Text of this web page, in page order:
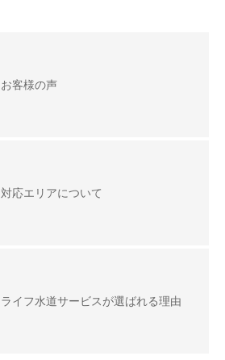
お客様の声
対応エリアについて
ライフ水道サービスが選ばれる理由